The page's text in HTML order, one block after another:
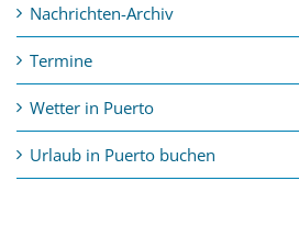
Nachrichten-Archiv
Termine
Wetter in Puerto
Urlaub in Puerto buchen